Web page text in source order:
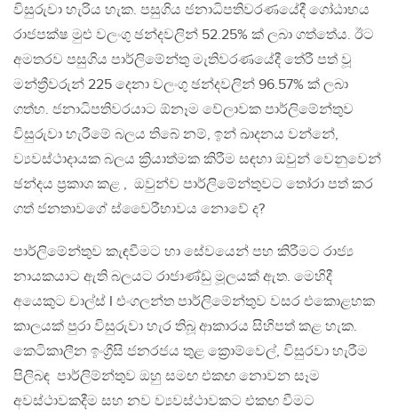
විසුරුවා හැරිය හැක. පසුගිය ජනාධිපතිවරණයේදී ගෝඨාභය
රාජපක්ෂ මුළු වලංගු ඡන්දවලින් 52.25% ක් ලබා ගත්තේය. ඊට
අමතරව පසුගිය පාර්ලිමේන්තු මැතිවරණයේදී තේරී පත් වූ
මන්ත්‍රීවරුන් 225 දෙනා වලංගු ඡන්දවලින් 96.57% ක් ලබා
ගත්හ. ජනාධිපතිවරයාට ඕනෑම වේලාවක පාර්ලිමේන්තුව
විසුරුවා හැරීමේ බලය තිබේ නම්, ඉන් ඛාදනය වන්නේ,
ව්‍යවස්ථාදායක බලය ක්‍රියාත්මක කිරීම සඳහා ඔවුන් වෙනුවෙන්
ඡන්දය ප්‍රකාශ කළ , ඔවුන්ව පාර්ලිමේන්තුවට තෝරා පත් කර
ගත් ජනතාවගේ ස්වෛරීභාවය නොවේ ද?
පාර්ලිමේන්තුව කැඳවීමට හා සේවයෙන් පහ කිරීමට රාජ්‍ය
නායකයාට ඇති බලයට රාජාණ්ඩු මූලයක් ඇත. මෙහිදී
අයෙකුට චාල්ස් I එංගලන්ත පාර්ලිමේන්තුව වසර එකොළහක
කාලයක් පුරා විසුරුවා හැර තිබූ ආකාරය සිහිපත් කළ හැක.
කෙටිකාලීන ඉංග්‍රීසි ජනරජය තුළ ක්‍රොම්වෙල්, විසුරවා හැරීම
පිලිබඳ පාර්ලිම්න්තුව ඔහු සමඟ එකඟ නොවන සෑම
අවස්ථාවකදීම සහ නව ව්‍යවස්ථාවකට එකඟ වීමට